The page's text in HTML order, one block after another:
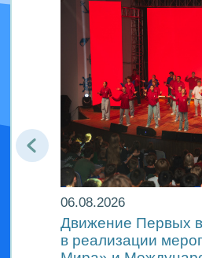
06.08.2026
Движение Первых
в реализации